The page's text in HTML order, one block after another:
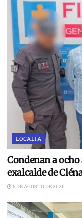
LOCALÍA
Condenan a
exalcalde de
5 DE AGOSTO DE 2026